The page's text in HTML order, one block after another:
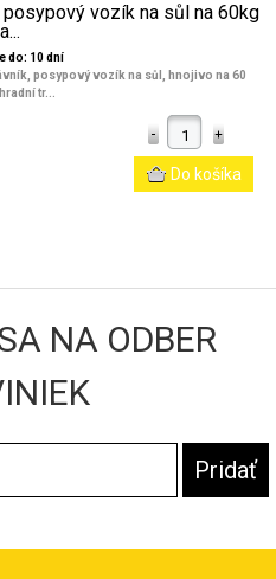
vozík na sůl na 60kg
do: 10 dní
posypový vozík na sůl, hnojivo na 60
tr...
NA ODBER